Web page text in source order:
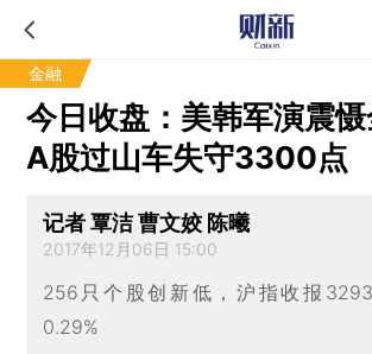
金融
今日收盘：美韩军演震
A股过山车失守3300点
记者 覃洁 曹文姣 陈曦
2017年12月06日 15:00
256只个股创新低，沪指收报
0.29%